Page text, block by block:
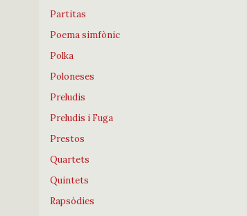
Partitas
Poema simfònic
Polka
Poloneses
Preludis
Preludis i Fuga
Prestos
Quartets
Quintets
Rapsòdies